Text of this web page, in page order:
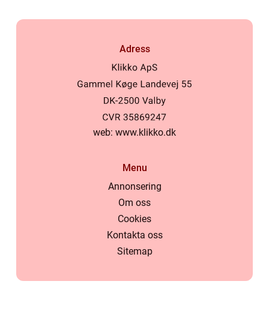
Adress
web: www.klikko.dk
Menu
Annonsering
Om oss
Cookies
Kontakta oss
Sitemap